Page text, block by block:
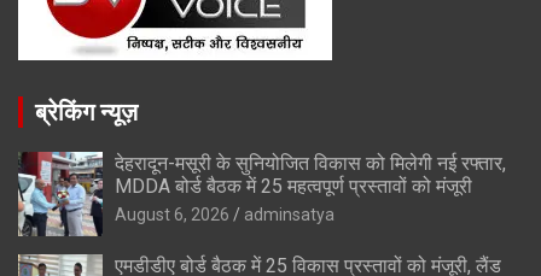
ब्रेकिंग न्यूज़
देहरादून-मसूरी के सुनियोजित विकास को मिलेगी नई रफ्तार,
MDDA बोर्ड बैठक में 25 महत्वपूर्ण प्रस्तावों को मंजूरी
August 6, 2026 adminsatya
एमडीडीए बोर्ड बैठक में 25 विकास प्रस्तावों को मंजूरी, लैंड